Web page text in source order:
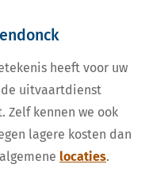
heeft voor uw
de uitvaartdienst
Zelf kennen we ook
lagere kosten dan
locaties.